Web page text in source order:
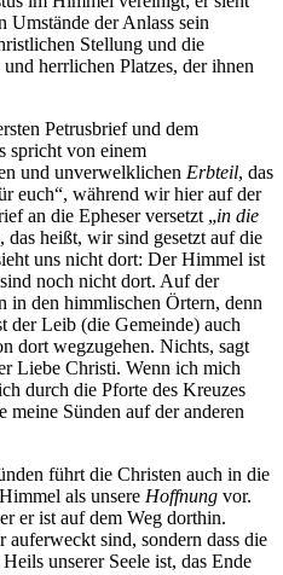
Umstände der Anlass sein
Stellung und die
herrlichen Platzes, der ihnen
Petrusbrief und dem
spricht von einem
und unverwelklichen Erbteil, das
euch“, während wir hier auf der
an die Epheser versetzt „in die
das heißt, wir sind gesetzt auf die
uns nicht dort: Der Himmel ist
noch nicht dort. Auf der
in den himmlischen Örtern, denn
der Leib (die Gemeinde) auch
dort wegzugehen. Nichts, sagt
Liebe Christi. Wenn ich mich
durch die Pforte des Kreuzes
meine Sünden auf der anderen
führt die Christen auch in die
als unsere Hoffnung vor.
er ist auf dem Weg dorthin.
auferweckt sind, sondern dass die
unserer Seele ist, das Ende